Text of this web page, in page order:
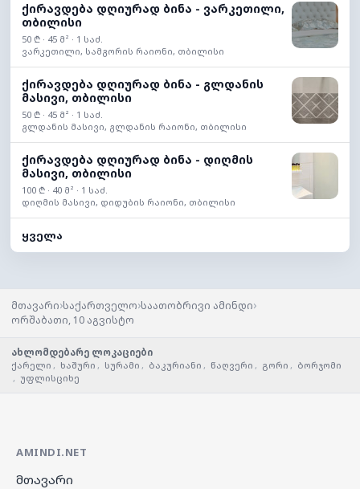
ქირავდება დღიურად ბინა - ვარკეთილი,
თბილისი
50 ₾ · 45 მ² · 1 საძ.
ვარკეთილი, სამგორის რაიონი, თბილისი
ქირავდება დღიურად ბინა - გლდანის
მასივი, თბილისი
50 ₾ · 45 მ² · 1 საძ.
გლდანის მასივი, გლდანის რაიონი, თბილისი
ქირავდება დღიურად ბინა - დიღმის
მასივი, თბილისი
100 ₾ · 40 მ² · 1 საძ.
დიღმის მასივი, დიდუბის რაიონი, თბილისი
ყველა
მთავარი›საქართველო›საათობრივი ამინდი›
ორშაბათი, 10 აგვისტო
ახლომდებარე ლოკაციები
ქარელი , ხაშური , სურამი , ბაკურიანი , წაღვერი , გორი , ბორჯომი
, უფლისციხე
AMINDI.NET
მთავარი